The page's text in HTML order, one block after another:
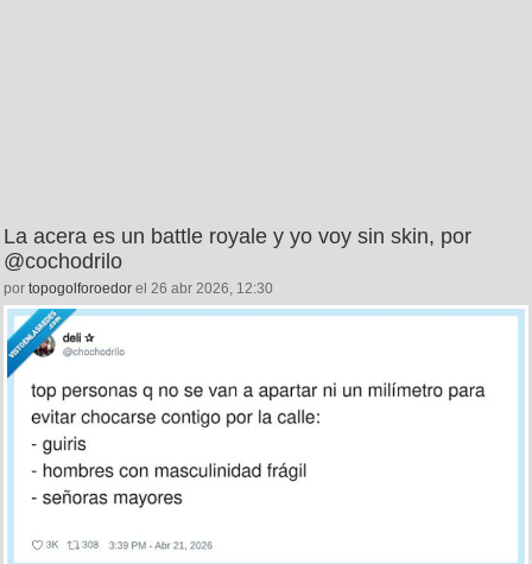
La acera es un battle royale y yo voy sin skin, por
@cochodrilo
por topogolforoedor el 26 abr 2026, 12:30